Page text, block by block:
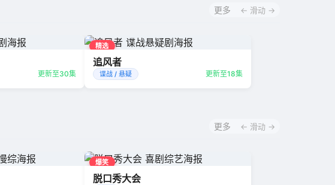
更多 ← 滑动 →
更新至30集
精选
追风者
谍战 / 悬疑 更新至18集
更多 ← 滑动 →
爆笑
脱口秀大会